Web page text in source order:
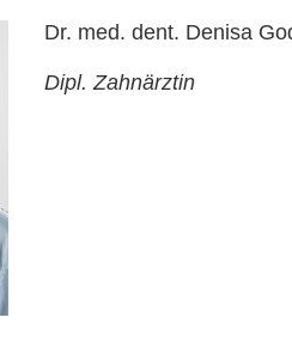
Dr. med. dent. Denisa
Dipl. Zahnärztin